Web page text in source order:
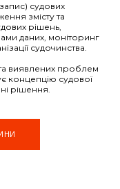
судових
змісту та
рішень,
даних, моніторинг
судочинства.
виявлених проблем
концепцію судової
рішення.